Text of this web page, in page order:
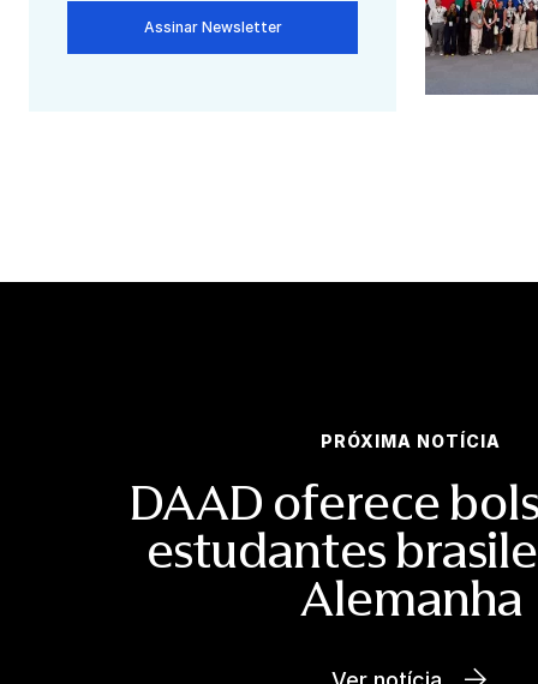
Assinar Newsletter
PRÓXIMA NOTÍCIA
DAAD oferece
estudantes
Alemanha